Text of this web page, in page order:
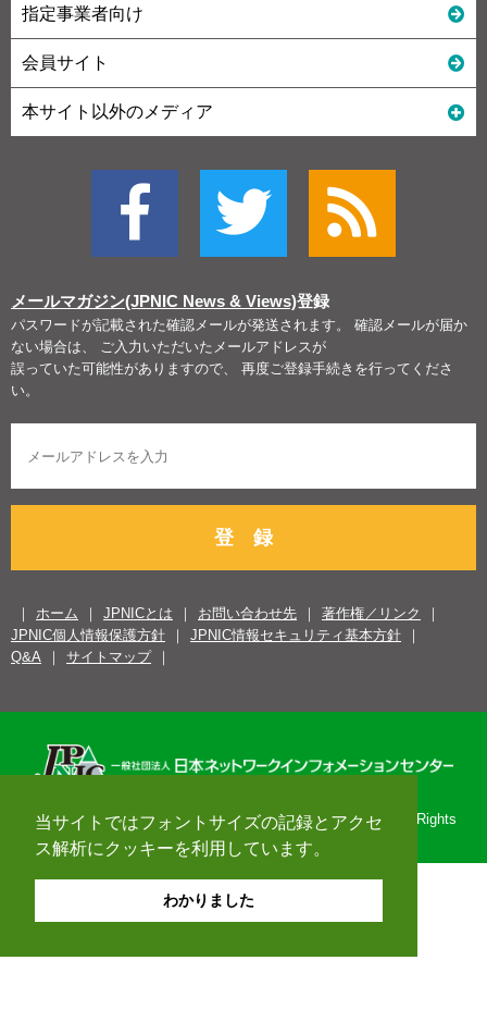
当サイトではフォントサイズの記録とアクセ
ス解析にクッキーを利用しています。
わかりました
指定事業者向け
会員サイト
本サイト以外のメディア
メールマガジン(JPNIC News & Views)登録
パスワードが記載された確認メールが発送されます。 確認メールが届か
ない場合は、 ご入力いただいたメールアドレスが
誤っていた可能性がありますので、 再度ご登録手続きを行ってくださ
い。
登 録
ホーム JPNICとは お問い合わせ先
著作権／リンク
JPNIC個人情報保護方針
JPNIC情報セキュリティ基本方針
Q&A
サイトマップ
Copyright© 1996-2026 Japan Network Information Center. All Rights
Reserved.